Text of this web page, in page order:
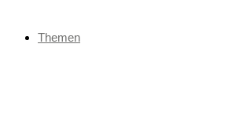
Themen